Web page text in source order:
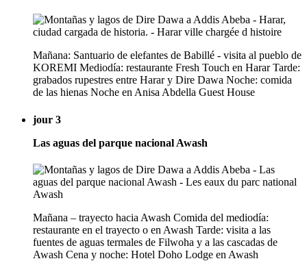
Mañana: Santuario de elefantes de Babillé - visita al pueblo de
KOREMI Mediodía: restaurante Fresh Touch en Harar Tarde:
grabados rupestres entre Harar y Dire Dawa Noche: comida
de las hienas Noche en Anisa Abdella Guest House
jour 3
Las aguas del parque nacional Awash
Mañana – trayecto hacia Awash Comida del mediodía:
restaurante en el trayecto o en Awash Tarde: visita a las
fuentes de aguas termales de Filwoha y a las cascadas de
Awash Cena y noche: Hotel Doho Lodge en Awash